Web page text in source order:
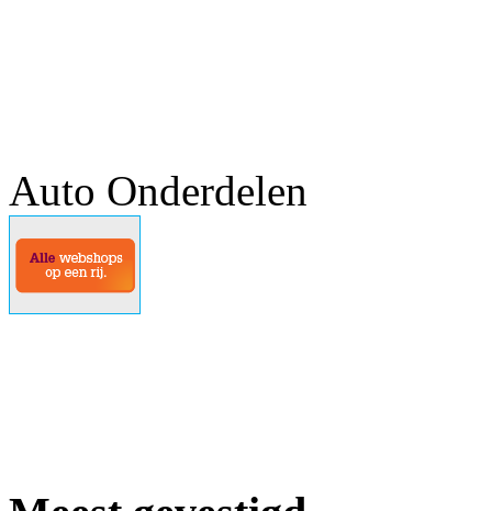
Auto Onderdelen